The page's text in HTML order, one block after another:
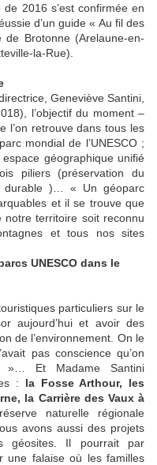
s’est confirmée en
d’un guide « Au fil des
Brotonne (Arelaune-en-
la-Rue).
Geneviève Santini,
l’objectif du moment –
l’on retrouve dans tous les
mondial de l’UNESCO ;
espace géographique unifié
piliers (préservation du
durable )… « Un géoparc
et il se trouve que
territoire soit reconnu
et tous nos sites
UNESCO dans le
particuliers sur le
aujourd’hui et avoir des
de l’environnement. On le
pas conscience qu’on
»… Et Madame Santini
: la Fosse Arthour, les
la Carrière des Vaux à
naturelle régionale
avons aussi des projets
géosites. Il pourrait par
une falaise où les familles